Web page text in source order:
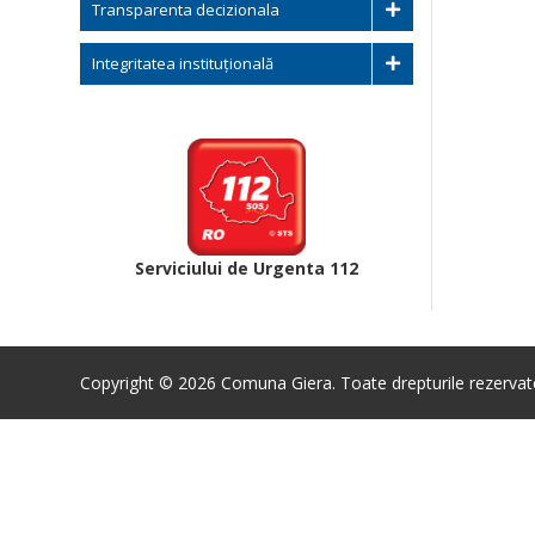
Transparenta decizionala
Integritatea instituțională
Serviciului de Urgenta 112
Copyright © 2026 Comuna Giera. Toate drepturile